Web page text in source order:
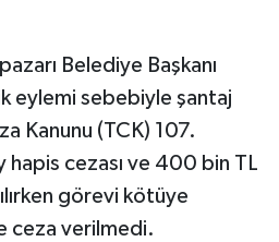
Belediye Başkanı
eylemi sebebiyle şantaj
Kanunu (TCK) 107.
cezası ve 400 bin TL
görevi kötüye
ceza verilmedi.